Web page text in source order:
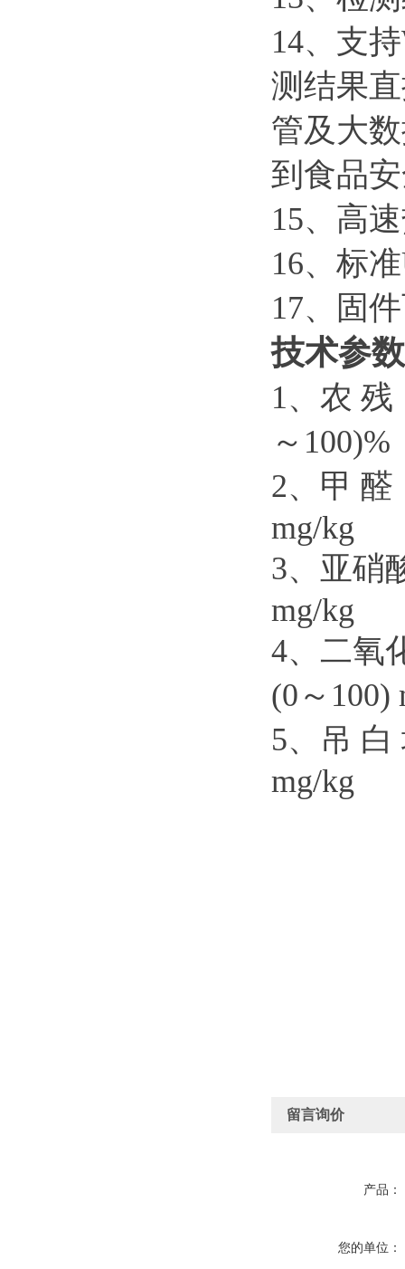
14、支
测结果
管及大
到食品
15、高
16、标
17、固
技术参
1、农
～100)%
2、甲 醛
mg/kg
3、亚硝
mg/kg
4、二氧
(0～100)
5、吊 白
mg/kg
留言询价
产品：
您的单位：